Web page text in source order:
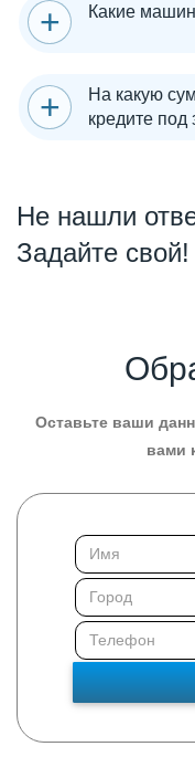
Какие
На какую
кредите под
Не нашли
Задайте свой!
Оставьте ваши
вами